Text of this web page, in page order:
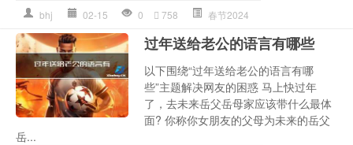
bhj 02-15 0 758 春节2024
过年送给老公的语言有哪些
以下围绕“过年送给老公的语言有哪
些”主题解决网友的困惑 马上快过年
了，去未来岳父岳母家应该带什么最体
面? 你称你女朋友的父母为未来的岳父
岳...